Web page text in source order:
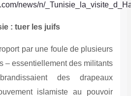
news/n/
: tuer les juifs
par une foule de plusieurs
– essentiellement des militants
des drapeaux
islamiste au pouvoir